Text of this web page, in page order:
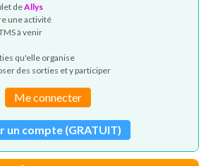
deAllys
une activité
à venir
qu'elle organise
des sorties et y participer
Me connecter
un compte (GRATUIT)